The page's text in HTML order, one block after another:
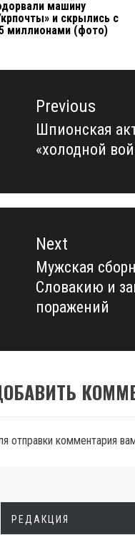
машину
и скрылись с
миллионами (фото)
записямPrevious
Previous
post:
Шпионская
«холодной
Next
Next
post:
Мужская
Словакию и
поражений
отправки комментария
РЕДАКЦИЯ